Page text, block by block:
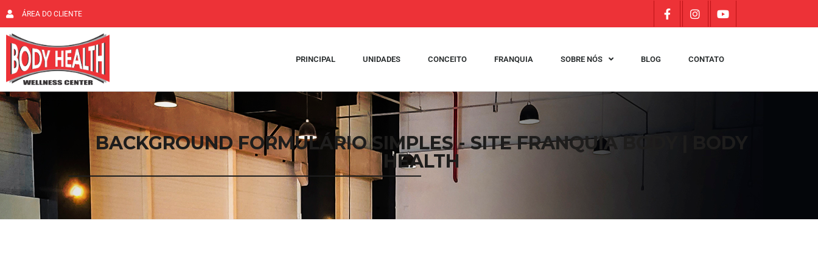
ÁREA DO CLIENTE
PRINCIPAL UNIDADES CONCEITO FRANQUIA SOBRE NÓS BLOG CONTATO
BACKGROUND FORMULÁRIO SIMPLES - SITE FRANQUIA BODY | BODY
HEALTH